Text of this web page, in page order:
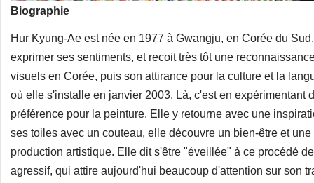
Biographie
Hur Kyung-Ae est née en 1977 à Gwangju, en Corée du
exprimer ses sentiments, et recoit très tôt une
visuels en Corée, puis son attirance pour la culture et la
où elle s'installe en janvier 2003. Là, c'est en expérimentant
préférence pour la peinture. Elle y retourne avec une
ses toiles avec un couteau, elle découvre un bien-être et
production artistique. Elle dit s'être "éveillée" à ce procédé
agressif, qui attire aujourd'hui beaucoup d'attention sur son